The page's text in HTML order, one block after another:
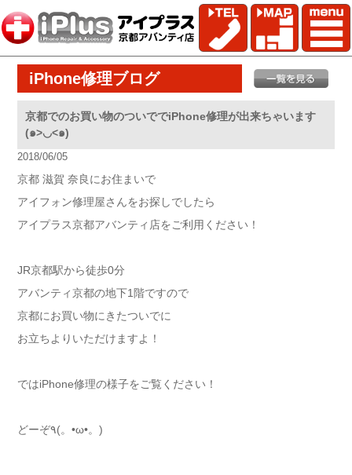
iPhone修理ブログ
京都でのお買い物のついででiPhone修理が出来ちゃいます
(๑>◡<๑)
2018/06/05
京都 滋賀 奈良にお住まいで
アイフォン修理屋さんをお探しでしたら
アイプラス京都アバンティ店をご利用ください！
JR京都駅から徒歩0分
アバンティ京都の地下1階ですので
京都にお買い物にきたついでに
お立ちよりいただけますよ！
ではiPhone修理の様子をご覧ください！
どーぞ٩(。•ω•。)